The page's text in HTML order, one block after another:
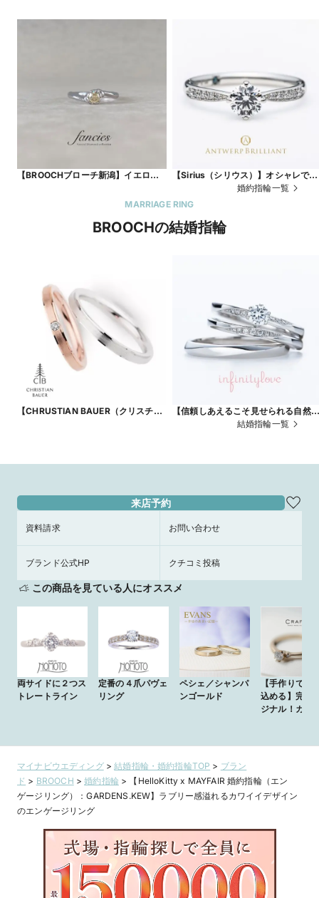
【BROOCHブローチ新潟】イエロー
可愛い世界にひとつの特別なエンゲー
【Sirius（シリウス）】オシャレで人
気のかわいいデザインが指を綺麗に見
せる婚約指輪
婚約指輪一覧
MARRIAGE RING
BROOCHの結婚指輪
【CHRUSTIAN BAUER（クリスチャ
リティ
【信頼しあえるこそ見せられる自然
体】がコンセプト シンプルでかわい
結婚指輪一覧
来店予約
資料請求 お問い合わせ
ブランド公式HP クチコミ投稿
この商品を見ている人にオススメ
両サイドに２つス
トレートライン
定番の４爪パヴェ
リング
ペシェ／シャンパ
ンゴールド
【手作りで想
込める】完全
ジナル！カラ
マイナビウエディング>結婚指輪・婚約指輪TOP > ブラン
ド > BROOCH >婚約指輪 >
【HelloKitty x MAYFAIR 婚約指輪（エン
ゲージリング）：GARDENS.KEW】ラブリー感溢れるカワイイデザイン
のエンゲージリング